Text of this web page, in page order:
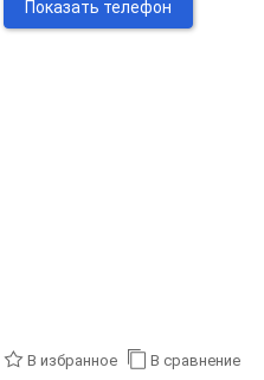
Показать телефон
В избранное В сравнение